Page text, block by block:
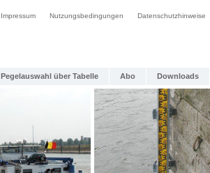
Impressum Nutzungsbedingungen Datenschutzhinweise
Pegelauswahl über Tabelle Abo Downloads